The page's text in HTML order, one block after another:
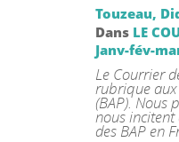
Touzeau,
Dans LE
Janv-fév-
Le Courrier
rubrique
(BAP). Nous
nous
des BAP en